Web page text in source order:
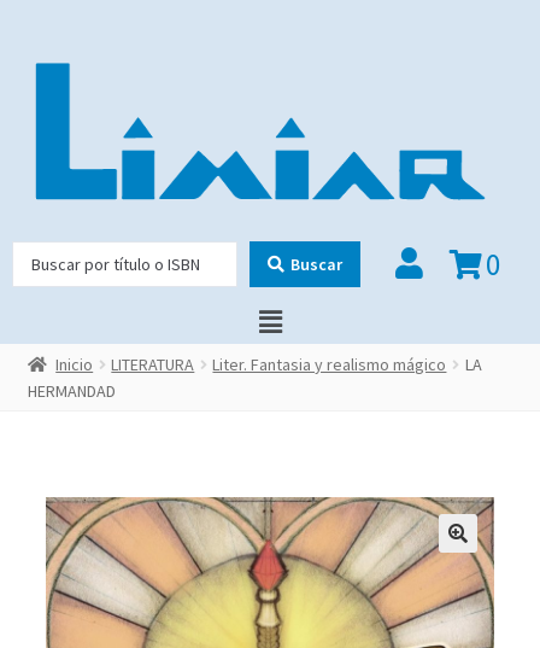
Buscar 0
Inicio LITERATURA Liter. Fantasia y realismo mágico
LA
HERMANDAD